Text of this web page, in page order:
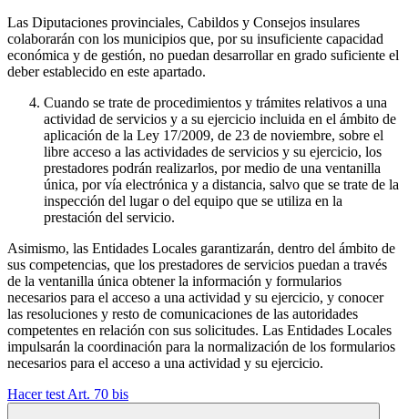
Las Diputaciones provinciales, Cabildos y Consejos insulares
colaborarán con los municipios que, por su insuficiente capacidad
económica y de gestión, no puedan desarrollar en grado suficiente el
deber establecido en este apartado.
Cuando se trate de procedimientos y trámites relativos a una
actividad de servicios y a su ejercicio incluida en el ámbito de
aplicación de la Ley 17/2009, de 23 de noviembre, sobre el
libre acceso a las actividades de servicios y su ejercicio, los
prestadores podrán realizarlos, por medio de una ventanilla
única, por vía electrónica y a distancia, salvo que se trate de la
inspección del lugar o del equipo que se utiliza en la
prestación del servicio.
Asimismo, las Entidades Locales garantizarán, dentro del ámbito de
sus competencias, que los prestadores de servicios puedan a través
de la ventanilla única obtener la información y formularios
necesarios para el acceso a una actividad y su ejercicio, y conocer
las resoluciones y resto de comunicaciones de las autoridades
competentes en relación con sus solicitudes. Las Entidades Locales
impulsarán la coordinación para la normalización de los formularios
necesarios para el acceso a una actividad y su ejercicio.
Hacer test Art. 70 bis